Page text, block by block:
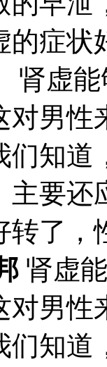
的症状
肾虚
对男
们知
主要还
转了
肾虚
对男
们知